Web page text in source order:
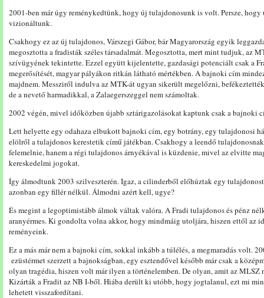
2001-ben már úgy reménykedtünk, hogy új tulajdonosunk is volt. Persze,
vizionáltunk.
Csakhogy ez az új tulajdonos, Várszegi Gábor, bár Magyarország egyik
megosztotta a fradisták széles társadalmát. Megosztotta, mert mint tudjuk, az
szívügyének tekintette. Ezzel együtt kijelentette, gazdasági potenciált csak a
megerősítését, magyar pályákon ritkán látható mértékben. A bajnoki cím
majdnem. Messziről indulva az MTK-át ugyan sikerült megelőzni,
de a nevető harmadikkal, a Zalaegerszeggel nem számoltak.
2002 végén, mivel időközben újabb sztárigazolásokat kaptunk csak a bajnoki
Lett helyette egy odahaza elbukott bajnoki cím, egy botrány, egy tulajdonosi
elölről a tulajdonos kerestetik című játékban. Csakhogy a leendő
felemelnie, hanem a régi tulajdonos árnyékával is küzdenie, mivel az elvitte
kereskedelmi jogokat.
Így álmodtunk 2003 szilveszterén. Igaz, a cilinderből előhúztak egy
azonban egy fillér nélkül. Álmodni azért kell, ugye?
És megint a legoptimistább álmok váltak valóra. A Fradi tulajdonos és pénz
aranyérmes. Ki gondolta volna akkor, hogy mindmáig utoljára, hiszen ettől az
reményeink.
Ez a más már nem a bajnoki cím, sokkal inkább a túlélés, a megmaradás volt.
ezüstérmet szerzett a bajnokságban, egy esztendővel később már csak a
olyan tragédia, hiszen volt már ilyen a történelemben. De olyan, amit az MLSZ
Kizárták a Fradit az NB I-ből. Hiába derült ki utóbb, hogy jogtalanul, ezt mi
lehetett visszafordítani.